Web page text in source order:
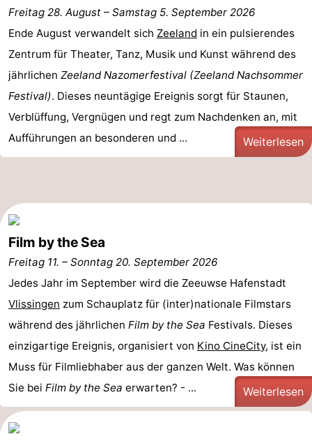
Renesse
-
Brouwershaven
Bruinisse
-
Oosterschelde
Natur
Kop
van
Schouwen
Walcheren
-
Veere
-
Natur
Oranjezon
-
Oostkapelle
Natur
Mantelingen
-
Zoutelande
-
Freitag 28. August – Samstag 5. September 2026
Ende August verwandelt sich Zeeland in ein pulsierendes
Zentrum für Theater, Tanz, Musik und Kunst während des
jährlichen Zeeland Nazomerfestival (Zeeland Nachsommer
Festival). Dieses neuntägige Ereignis sorgt für Staunen,
Verblüffung, Vergnügen und regt zum Nachdenken an, mit
Aufführungen an besonderen und ...
Weiterlesen
Film by the Sea
Freitag 11. – Sonntag 20. September 2026
Jedes Jahr im September wird die Zeeuwse Hafenstadt
Vlissingen zum Schauplatz für (inter)nationale Filmstars
während des jährlichen Film by the Sea Festivals. Dieses
einzigartige Ereignis, organisiert von Kino CineCity, ist ein
Muss für Filmliebhaber aus der ganzen Welt. Was können
Sie bei Film by the Sea erwarten? - ... Weiterlesen